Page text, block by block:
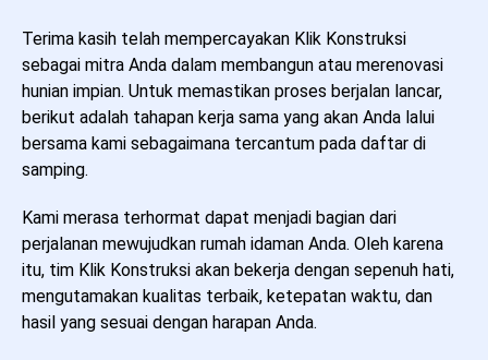
Terima kasih telah mempercayakan Klik Konstruksi
sebagai mitra Anda dalam membangun atau merenovasi
hunian impian. Untuk memastikan proses berjalan lancar,
berikut adalah tahapan kerja sama yang akan Anda lalui
bersama kami sebagaimana tercantum pada daftar di
samping.
Kami merasa terhormat dapat menjadi bagian dari
perjalanan mewujudkan rumah idaman Anda. Oleh karena
itu, tim Klik Konstruksi akan bekerja dengan sepenuh hati,
mengutamakan kualitas terbaik, ketepatan waktu, dan
hasil yang sesuai dengan harapan Anda.